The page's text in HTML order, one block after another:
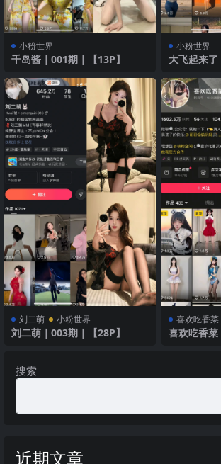
小粉世界
千岛酱｜001期｜【13P】
小粉世界
大飞起来
刘二萌 小粉世界
刘二萌｜003期｜【28P】
喜欢吃香菜
喜欢吃香
搜索
近期文章